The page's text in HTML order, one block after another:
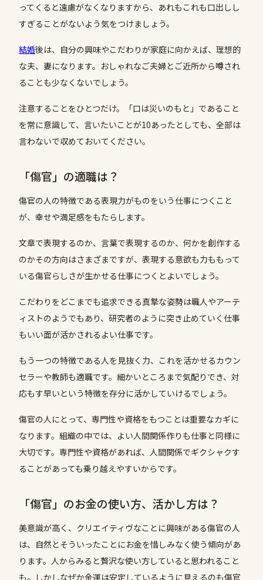
ってくると遠慮がなくなりますから、あれもこれも口出しし
すぎることがないよう気をつけましょう。
結婚後は、自分の興味やこだわりが家庭に向かえば、理想的
な夫、妻になります。おしゃれなご夫婦とご近所から噂され
ることも少なくないでしょう。
注意することをひとつだけ。「口は災いのもと」であること
を常に意識して、言いたいことが10あったとしても、全部は
言わないで収めておいてください。
「傷官」の適職は？
傷官の人の特徴である表現力がものをいう仕事につくこと
が、幸せや満足感をもたらします。
文章で表現するのか、言葉で表現するのか、何かを創作する
のかその方向はさまざまですが、表現する意欲も力ももって
いる傷官らしさが生かせる仕事につくとよいでしょう。
こだわりをどこまでも追求できる真摯な姿勢は職人やアーテ
ィストのようでもあり、研究者のように突き止めていく仕事
もいい面が活かされるよい仕事です。
もう一つの特徴である人を見抜く力、これを活かせるカウン
セラーや教師も適職です。細かいところまで気配りでき、対
応もす早いという特徴を存分に活かしていけるでしょう。
傷官の人にとって、専門性や資格をもつことは重要なカギに
なります。組織の中では、よい人間関係作りも仕事と同様に
大切です。専門性や資格があれば、人間関係でギクシャクす
ることがあっても乗り越えやすいからです。
「傷官」のお金の使い方、活かし方は？
美意識が高く、クリエイティヴなことに興味がある傷官の人
は、自然とそういったことにお金を惜しみなく使う傾向があ
ります。人からみると贅沢な使い方していると思われること
も。しかしなぜか金運は安定しているように見えるのも傷官